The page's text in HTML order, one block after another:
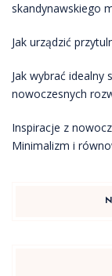
skandynawskiego
Jak urządzić
Jak wybrać
nowoczesnych
Inspiracje z
Minimalizm i